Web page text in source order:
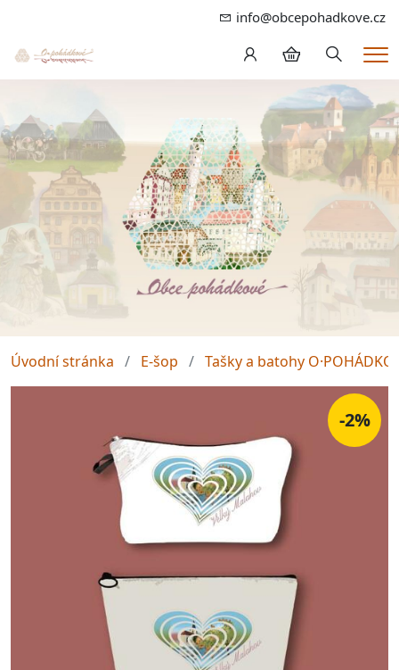
info@obcepohadkove.cz
Hledání
Úvodní stránka E-šop Tašky a batohy
-2%